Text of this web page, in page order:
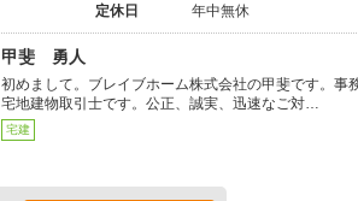
定休日 年中無休
甲斐 勇人
初めまして。ブレイブホーム株式会社の甲斐です。事
宅地建物取引士です。公正、誠実、迅速なご対…
宅建